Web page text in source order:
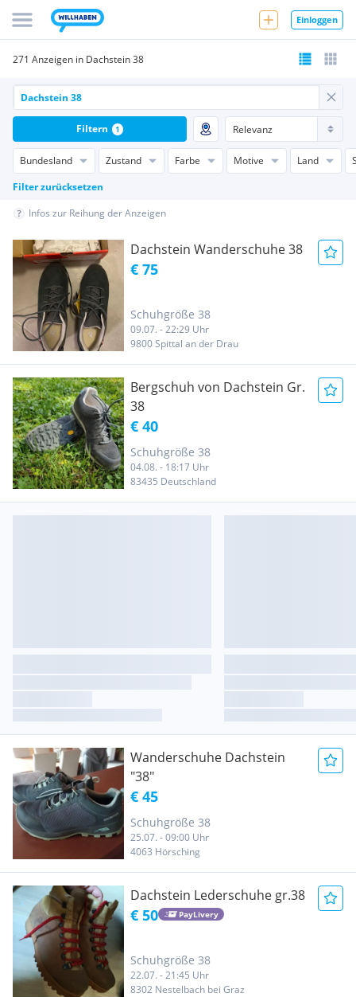
Einloggen
271 Anzeigen in Dachstein 38
Bundesland Zustand Farbe Motive Land
Filter zurücksetzen
Filtern 1
Infos zur Reihung der Anzeigen
Dachstein Wanderschuhe 38
€ 75
Schuhgröße 38
09.07. - 22:29 Uhr
9800 Spittal an der Drau
Bergschuh von Dachstein Gr.
38
€ 40
Schuhgröße 38
04.08. - 18:17 Uhr
83435 Deutschland
Wanderschuhe Dachstein
"38"
€ 45
Schuhgröße 38
25.07. - 09:00 Uhr
4063 Hörsching
Dachstein Lederschuhe gr.38
€ 50 PayLivery
Schuhgröße 38
22.07. - 21:45 Uhr
8302 Nestelbach bei Graz